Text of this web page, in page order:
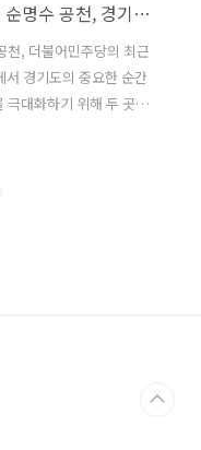
더불어민주당 수원무 염태영, 용인을 순명수 공천, 경기도 광주 경선
천, 더불어민주당의 최근
서 경기도의 중요한 순간
극대화하기 위해 두 곳의
기도 광주에서는 경쟁
21일 경기도 지역 2곳을